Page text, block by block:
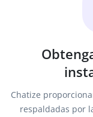
Chatize
respaldadas por